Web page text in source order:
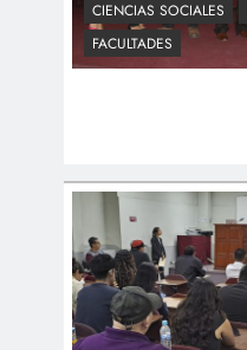
CIENCIAS SOCIALES
FACULTADES